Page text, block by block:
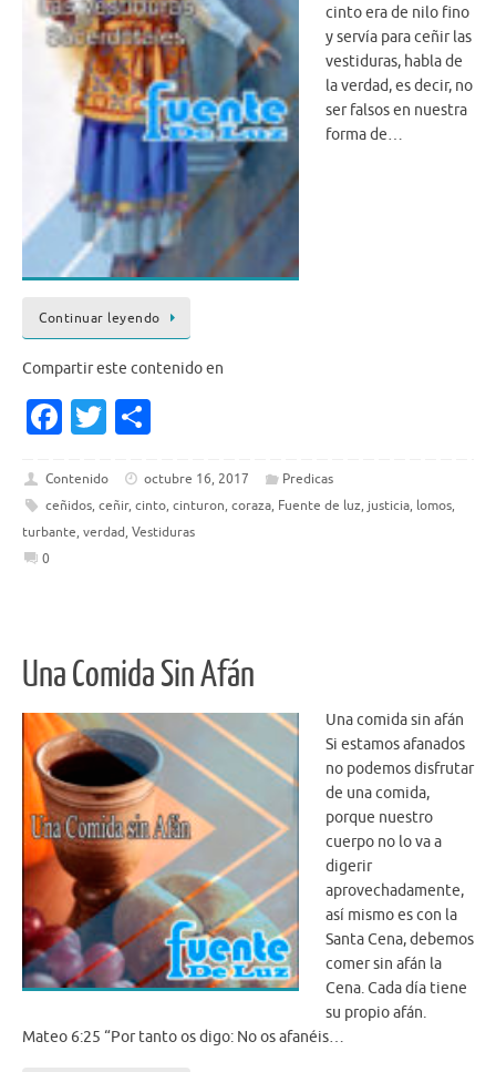
cinto era de nilo fino
y servía para ceñir las
vestiduras, habla de
la verdad, es decir, no
ser falsos en nuestra
forma de…
Continuar leyendo
Compartir este contenido en
Fa
e
b
T
it
te
ar
e
Contenido octubre 16, 2017
Predicas
ceñidos, ceñir, cinto, cinturon, coraza, Fuente de luz, justicia, lomos,
turbante, verdad, Vestiduras
0
Una Comida Sin Afán
Una comida sin afán
Si estamos afanados
no podemos disfrutar
de una comida,
porque nuestro
cuerpo no lo va a
digerir
aprovechadamente,
así mismo es con la
Santa Cena, debemos
comer sin afán la
Cena. Cada día tiene
su propio afán.
Mateo 6:25 “Por tanto os digo: No os afanéis…